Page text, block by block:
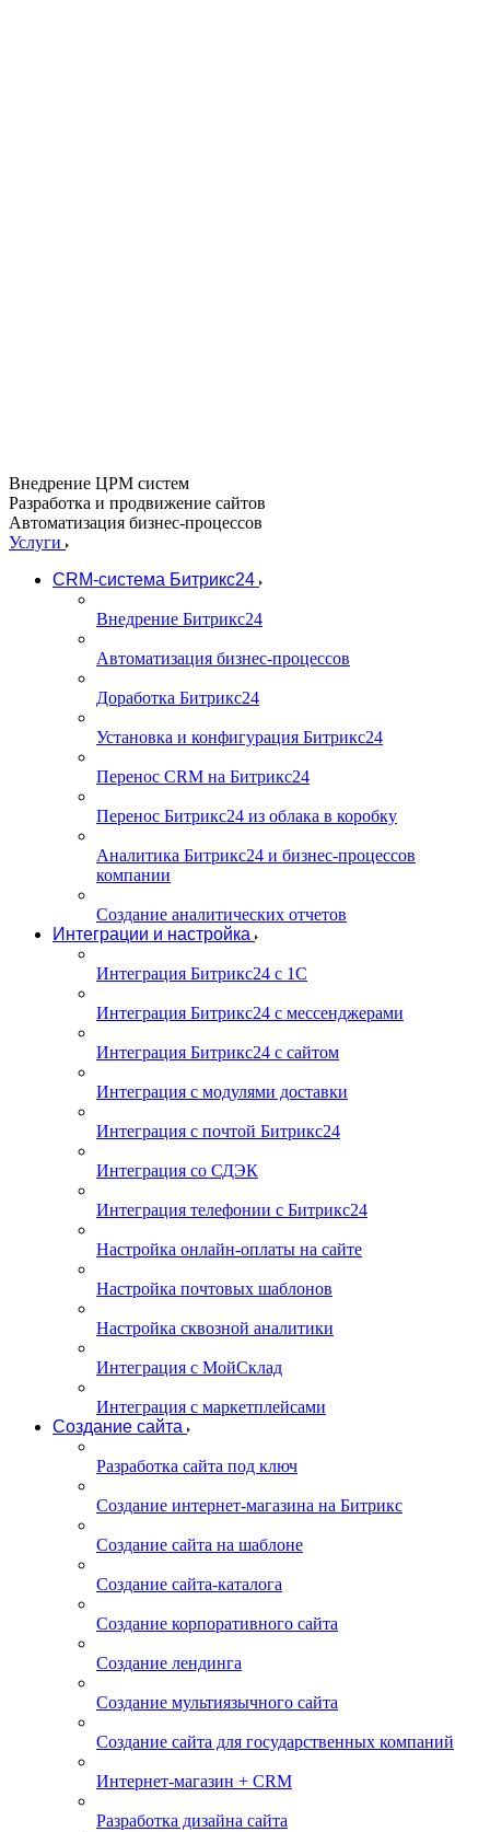
Внедрение ЦРМ систем
Разработка и продвижение сайтов
Автоматизация бизнес-процессов
Услуги
CRM-система Битрикс24
Внедрение Битрикс24
Автоматизация бизнес-процессов
Доработка Битрикс24
Установка и конфигурация Битрикс24
Перенос CRM на Битрикс24
Перенос Битрикс24 из облака в коробку
Аналитика Битрикс24 и бизнес-процессов
компании
Создание аналитических отчетов
Интеграции и настройка
Интеграция Битрикс24 с 1С
Интеграция Битрикс24 с мессенджерами
Интеграция Битрикс24 с сайтом
Интеграция с модулями доставки
Интеграция с почтой Битрикс24
Интеграция со СДЭК
Интеграция телефонии с Битрикс24
Настройка онлайн-оплаты на сайте
Настройка почтовых шаблонов
Настройка сквозной аналитики
Интеграция с МойСклад
Интеграция с маркетплейсами
Создание сайта
Разработка сайта под ключ
Создание интернет-магазина на Битрикс
Создание сайта на шаблоне
Создание сайта-каталога
Создание корпоративного сайта
Создание лендинга
Создание мультиязычного сайта
Создание сайта для государственных компаний
Интернет-магазин + CRM
Разработка дизайна сайта